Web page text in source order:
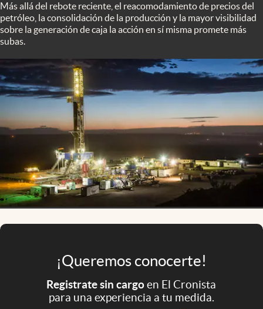
Apertura
Infotechnology
Clase
Clima
Eventos Corporativos
El Cronista Studio
Mediakit
abre en nueva pestaña
Más allá del rebote reciente, el reacomodamiento de precios del
petróleo, la consolidación de la producción y la mayor visibilidad
sobre la generación de caja la acción en sí misma promete más
subas.
¡Queremos conocerte!
Registrate sin cargoen El Cronista
para una experiencia a tu medida.